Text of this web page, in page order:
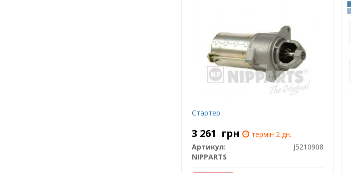
Стартер
3 261 грн
термін 2 дн.
Артикул:
J5210908
NIPPARTS